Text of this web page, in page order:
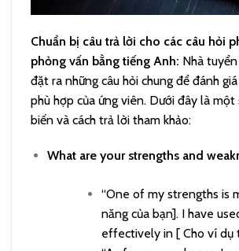
Chuẩn bị câu trả lời cho các câu hỏi
phỏng vấn bằng tiếng Anh: Nhà
đặt ra những câu hỏi chung để đánh
phù hợp của ứng viên. Dưới đây là một
biến và cách trả lời tham khảo:
What are your strengths and
“One of my strengths is
năng của bạn]. I have
effectively in [ Cho ví dụ